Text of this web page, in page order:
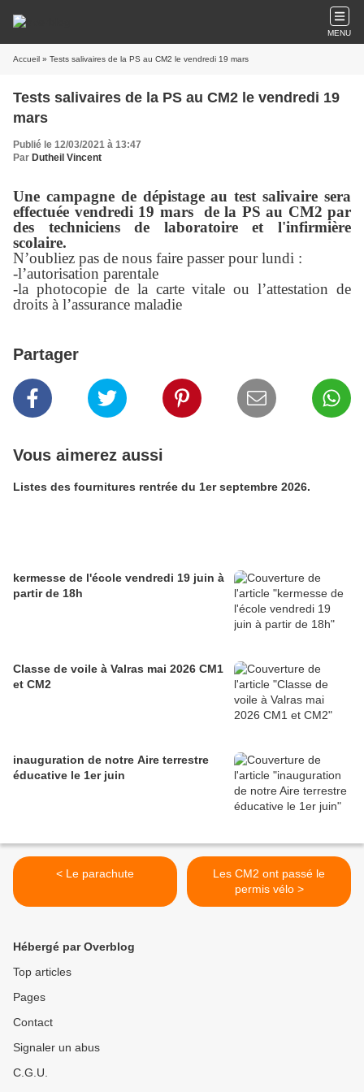
MENU
Accueil » Tests salivaires de la PS au CM2 le vendredi 19 mars
Tests salivaires de la PS au CM2 le vendredi 19
mars
Publié le 12/03/2021 à 13:47
Par Dutheil Vincent
Une campagne de dépistage au test salivaire sera
effectuée vendredi 19 mars de la PS au CM2 par
des techniciens de laboratoire et l'infirmière
scolaire.
N’oubliez pas de nous faire passer pour lundi :
-l’autorisation parentale
-la photocopie de la carte vitale ou l’attestation de
droits à l’assurance maladie
Partager
Vous aimerez aussi
Listes des fournitures rentrée du 1er septembre 2026.
kermesse de l'école vendredi 19 juin à
partir de 18h
Classe de voile à Valras mai 2026 CM1
et CM2
inauguration de notre Aire terrestre
éducative le 1er juin
< Le parachute
Les CM2 ont passé le
permis vélo >
Hébergé par Overblog
Top articles
Pages
Contact
Signaler un abus
C.G.U.